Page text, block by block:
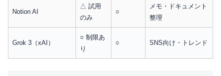
Notion AI
△ 試用
のみ
○
メモ・ドキュメント
整理
Grok 3（xAI）
○ 制限あ
り
○ SNS向け・トレンド